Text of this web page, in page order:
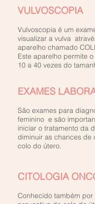
VULVOSCOPIA
Vulvoscopia é um
visualizar a vulva
aparelho chamado
Este aparelho permite
10 a 40 vezes do
EXAMES
São exames para
feminino e são
iniciar o tratamento da
diminuir as chances de
colo do útero.
CITOLOGIA
Conhecido também por